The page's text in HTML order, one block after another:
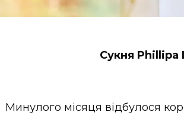
Сукня Phillipa
Минулого місяця відбулося